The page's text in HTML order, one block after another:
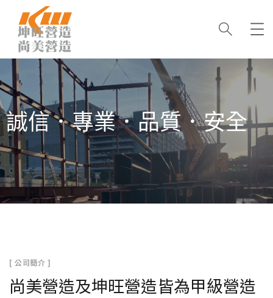
誠信．專業．品質．安全
[ 公司簡介 ]
尚美營造及坤旺營造皆為甲級營造